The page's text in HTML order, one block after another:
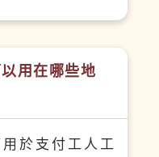
用在哪些地
於支付工人工